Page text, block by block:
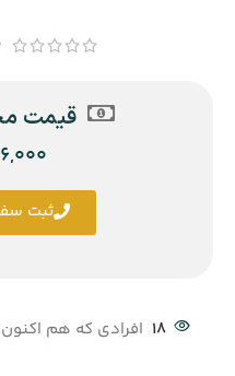
18 افرادی که هم
قیمت
ثبت